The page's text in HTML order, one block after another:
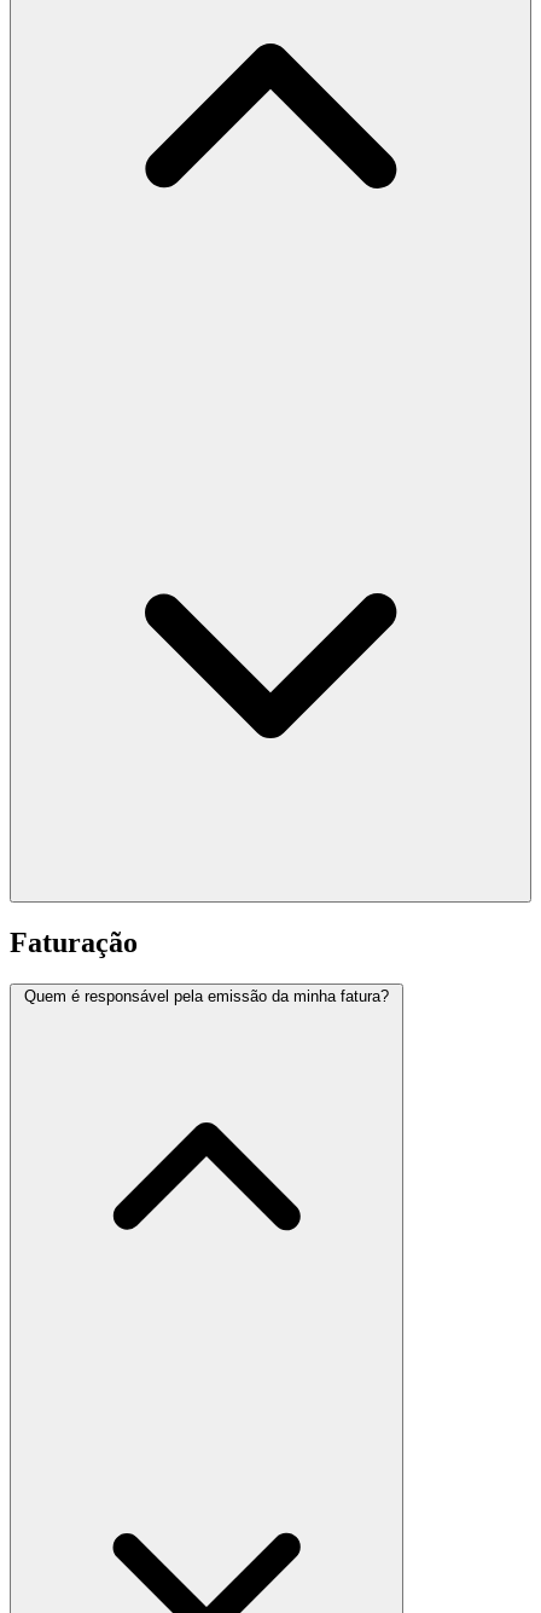
Faturação
Quem é responsável pela emissão da minha fatura?